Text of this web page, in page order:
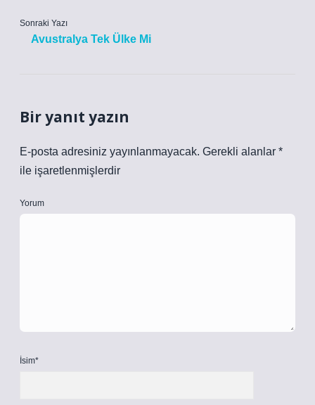
Sonraki Yazı
Avustralya Tek Ülke Mi
Bir yanıt yazın
E-posta adresiniz yayınlanmayacak. Gerekli alanlar *
ile işaretlenmişlerdir
Yorum
İsim*